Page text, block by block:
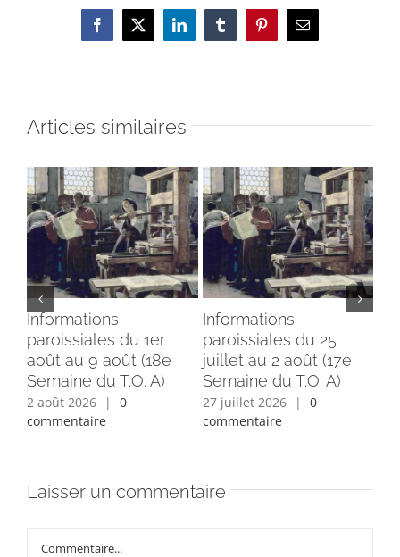
Facebook
X LinkedInTumblrPinterestEmail
Articles similaires
Informations
paroissiales du 1er
août au 9 août (18e
Semaine du T.O. A)
2 août 2026 |
0
commentaire
Informations
paroissiales du 25
juillet au 2 août (17e
Semaine du T.O. A)
27 juillet 2026 |
0
commentaire
Laisser un commentaire
Commentaire